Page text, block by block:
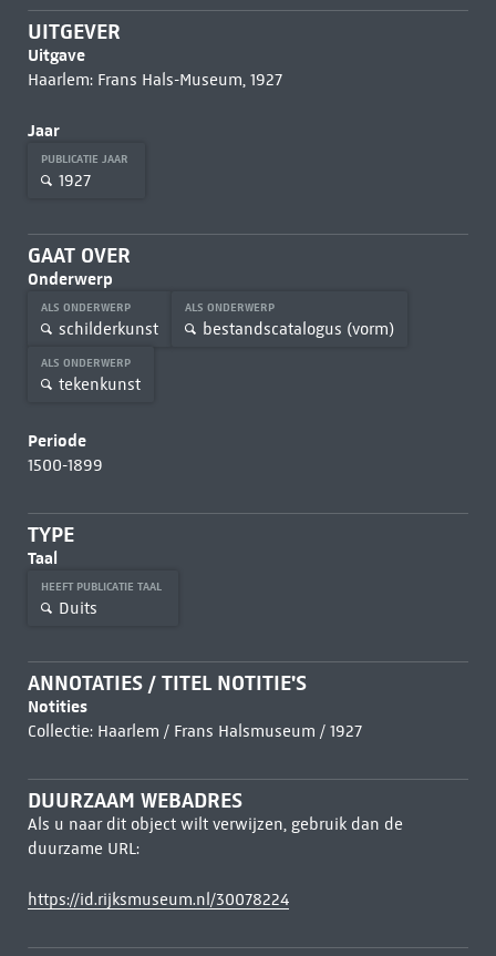
UITGEVER
Uitgave
Haarlem: Frans Hals-Museum, 1927
Jaar
PUBLICATIE JAAR
1927
GAAT OVER
Onderwerp
ALS ONDERWERP
schilderkunst
ALS ONDERWERP
bestandscatalogus (vorm)
ALS ONDERWERP
tekenkunst
Periode
1500-1899
TYPE
Taal
HEEFT PUBLICATIE TAAL
Duits
ANNOTATIES / TITEL NOTITIE'S
Notities
Collectie: Haarlem / Frans Halsmuseum / 1927
DUURZAAM WEBADRES
Als u naar dit object wilt verwijzen, gebruik dan de
duurzame URL:
https://id.rijksmuseum.nl/30078224